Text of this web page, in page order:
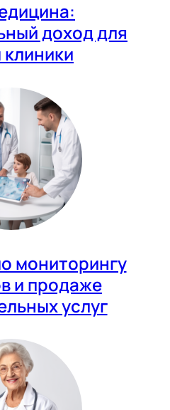
доход для
мониторингу
и продаже
услуг